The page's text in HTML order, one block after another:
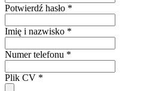
Potwierdź hasło *
Imię i nazwisko *
Numer telefonu *
Plik CV *